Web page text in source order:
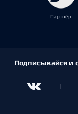
Партнёр
Подписывайся и